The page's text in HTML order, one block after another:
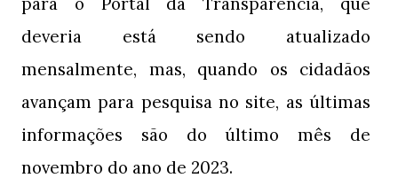
deveria está sendo atualizado
mensalmente, mas, quando os cidadãos
avançam para pesquisa no site, as últimas
informações são do último mês de
novembro do ano de 2023.